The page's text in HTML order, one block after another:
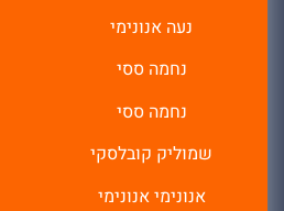
נעה אנונימי
נחמה ססי
נחמה ססי
שמוליק קובלסקי
אנונימי אנונימי